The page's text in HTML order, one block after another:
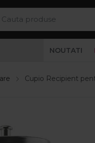
NOUTATI
Cupio Recipient